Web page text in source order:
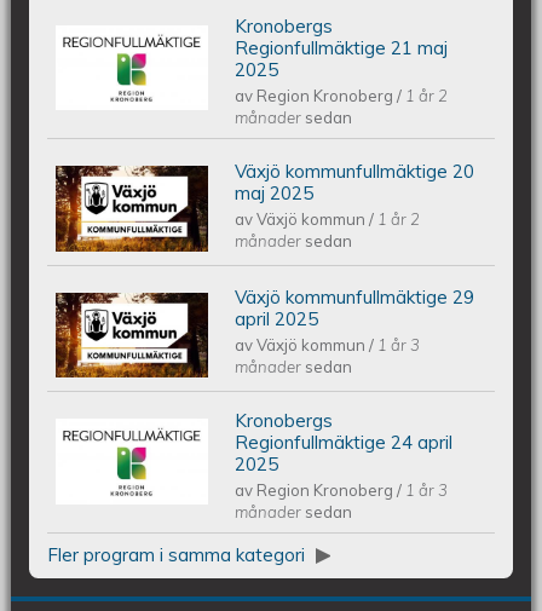
Kronobergs regionfullmäktige 21 maj
2025
Kronobergs
Regionfullmäktige 21 maj
2025
av Region Kronoberg/ 1 år 2
månader sedan
Växjös kommunfullmäktige 20 maj
2025
Växjö kommunfullmäktige 20
maj 2025
avVäxjö kommun/ 1 år 2
månader sedan
Växjös kommunfullmäktige 29 april
2025
Växjö kommunfullmäktige 29
april 2025
avVäxjö kommun/ 1 år 3
månader sedan
Kronobergs regionfullmäktige 24
april 2025
Kronobergs
Regionfullmäktige 24 april
2025
av Region Kronoberg/ 1 år 3
månader sedan
Fler program i samma kategori